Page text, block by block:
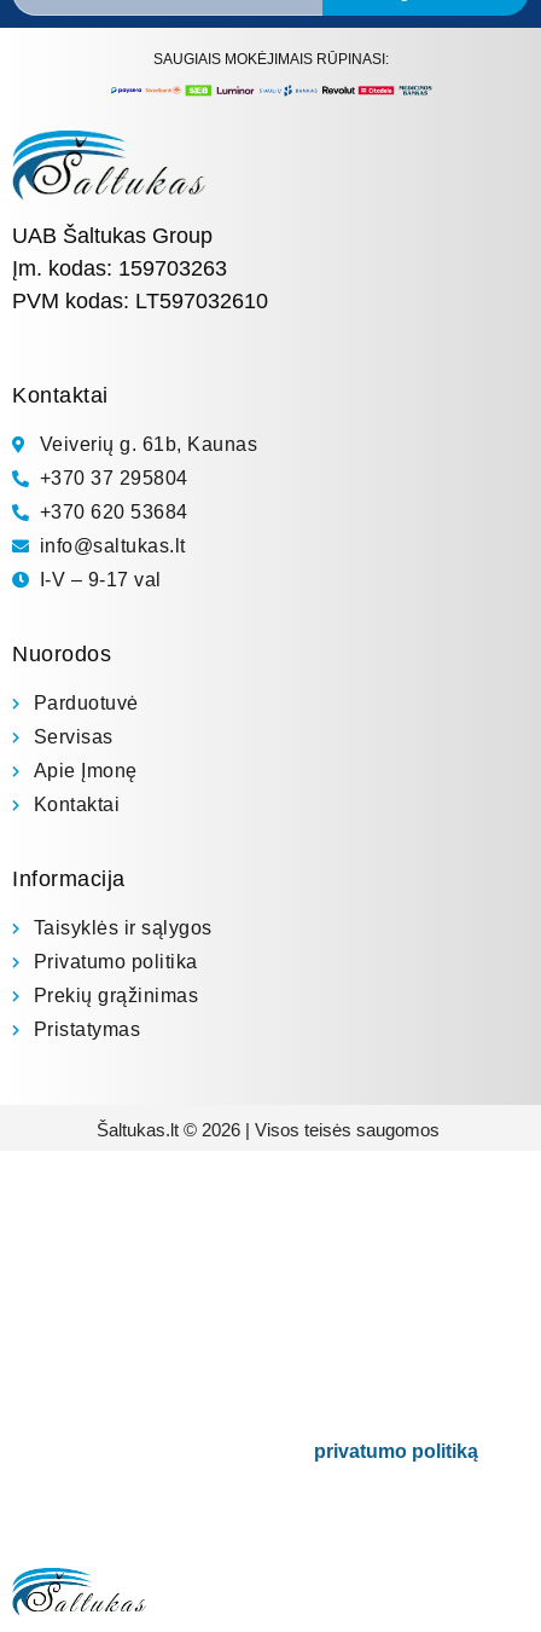
SAUGIAIS MOKĖJIMAIS RŪPINASI:
UAB Šaltukas Group
Įm. kodas: 159703263
PVM kodas: LT597032610
Kontaktai
Veiverių g. 61b, Kaunas
+370 37 295804
+370 620 53684
info@saltukas.lt
I-V – 9-17 val
Nuorodos
Parduotuvė
Servisas
Apie Įmonę
Kontaktai
Informacija
Taisyklės ir sąlygos
Privatumo politika
Prekių grąžinimas
Pristatymas
Šaltukas.lt © 2026 | Visos teisės saugomos
privatumo politiką.